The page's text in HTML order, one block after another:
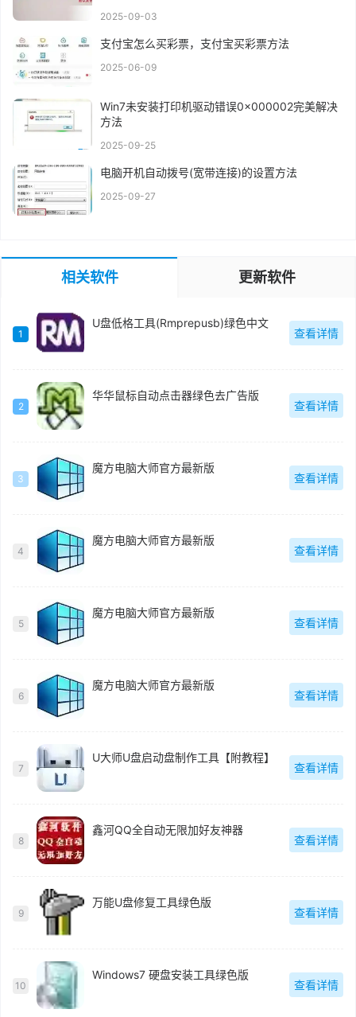
2025-09-03
支付宝怎么买彩票，支付宝买彩票方法
2025-06-09
Win7未安装打印机驱动错误0x000002完美解决
方法
2025-09-25
电脑开机自动拨号(宽带连接)的设置方法
2025-09-27
相关软件 更新软件
1
U盘低格工具(Rmprepusb)绿色中文
查看详情
2
华华鼠标自动点击器绿色去广告版
查看详情
3
魔方电脑大师官方最新版
查看详情
4
魔方电脑大师官方最新版
查看详情
5
魔方电脑大师官方最新版
查看详情
6
魔方电脑大师官方最新版
查看详情
7
U大师U盘启动盘制作工具【附教程】
查看详情
8
鑫河QQ全自动无限加好友神器
查看详情
9
万能U盘修复工具绿色版
查看详情
10
Windows7 硬盘安装工具绿色版
查看详情